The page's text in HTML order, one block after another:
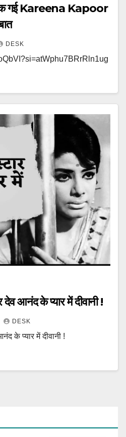
गई Kareena Kapoor
DESK
आनंद के प्यार में दीवानी !
DESK
के प्यार में दीवानी !